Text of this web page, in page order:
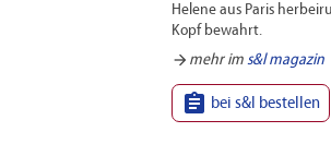
Helene aus Paris
Kopf bewahrt.
arrow_forward mehr im s&l magazin
 bei s&l bestellen